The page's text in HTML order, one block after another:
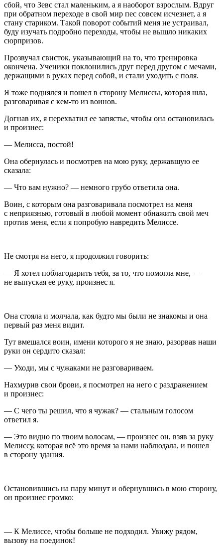
сбой, что Зевс стал маленьким, а я наоборот взрослым. Вдруг
при обратном переходе в свой мир пес совсем исчезнет, а я
стану стариком. Такой поворот событий меня не устраивал,
буду изучать подробно переходы, чтобы не вышло никаких
сюрпризов.
Прозвучал свисток, указывающий на то, что тренировка
окончена. Ученики поклонились друг перед другом с мечами,
держащими в руках перед собой, и стали уходить с поля.
Я тоже поднялся и пошел в сторону Мелиссы, которая шла,
разговаривая с кем-то из воинов.
Догнав их, я перехватил ее запястье, чтобы она остановилась
и произнес:
— Мелисса, постой!
Она обернулась и посмотрев на мою руку, державшую ее
сказала:
— Что вам нужно? — немного грубо ответила она.
Воин, с которым она разговаривала посмотрел на меня
с неприязнью, готовый в любой момент обнажить свой меч
против меня, если я попробую навредить Мелиссе.
Не смотря на него, я продолжил говорить:
— Я хотел поблагодарить тебя, за то, что помогла мне, —
не выпуская ее руку, произнес я.
Она стояла и молчала, как будто мы были не знакомы и она
первый раз меня видит.
Тут вмешался воин, имени которого я не знаю, разорвав наши
руки он сердито сказал:
— Уходи, мы с чужаками не разговариваем.
Нахмурив свои брови, я посмотрел на него с раздражением
и произнес:
— С чего ты решил, что я чужак? — стальным голосом
ответил я.
— Это видно по твоим волосам, — произнес он, взяв за руку
Мелиссу, которая всё это время за нами наблюдала, и пошел
в сторону здания.
Остановившись на пару минут и обернувшись в мою сторону,
он произнес громко:
— К Мелиссе, чтобы больше не подходил. Увижу рядом,
вызову на поединок!